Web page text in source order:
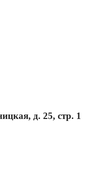
д. 25, стр. 1